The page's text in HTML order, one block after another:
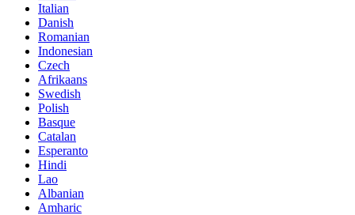
Italian
Danish
Romanian
Indonesian
Czech
Afrikaans
Swedish
Polish
Basque
Catalan
Esperanto
Hindi
Lao
Albanian
Amharic